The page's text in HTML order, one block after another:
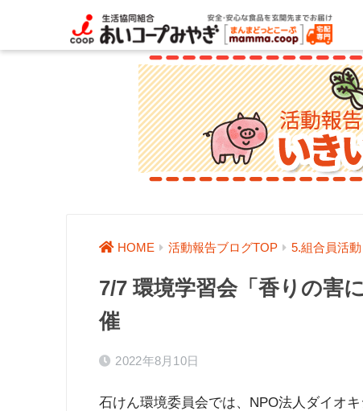
HOME 活動報告ブログTOP 5.組合員活動
7/7 環境学習会「香りの害
催
2022年8月10日
石けん環境委員会では、NPO法人ダイオ